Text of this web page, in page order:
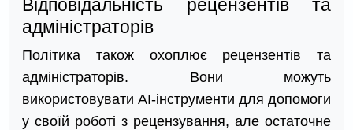
Відповідальність рецензентів та
адміністраторів
Політика також охоплює рецензентів та
адміністраторів. Вони можуть
використовувати AI-інструменти для допомоги
у своїй роботі з рецензування, але остаточне